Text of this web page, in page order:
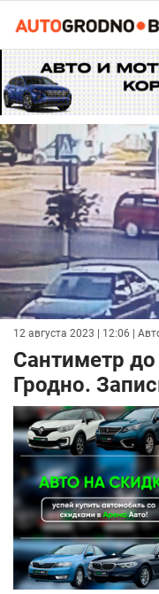
12 августа 2023 | 12:06 |
Сантиметр
Гродно.